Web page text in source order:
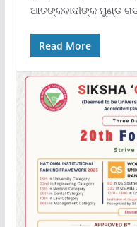
ଆତଙ୍କବାଦୀଙ୍କ ମୁଣ୍ଡ
Read More